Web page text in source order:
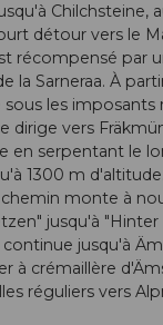
Chilchsteine,
détour vers le
récompensé par
la Sarneraa. À
sous les imposants
dirige vers
en serpentant le
1300 m
monte à
jusqu'à "Hinter
continue jusqu'à
à crémaillère
réguliers vers